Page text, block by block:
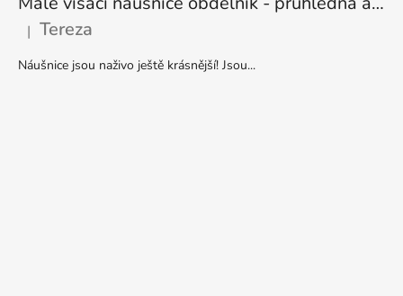
Hodnocení produktu je 5 z 5 hvězdiček.
| Tereza
Náušnice jsou naživo ještě krásnější! Jsou...